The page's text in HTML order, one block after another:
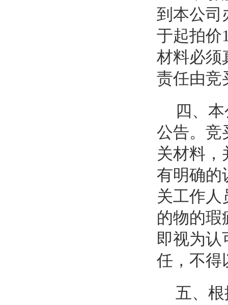
到本公司
于起拍价
材料必须
责任由竞
四、
公告。竞
关材料，
有明确的
关工作人
的物的瑕
即视为认
任，不得
五、